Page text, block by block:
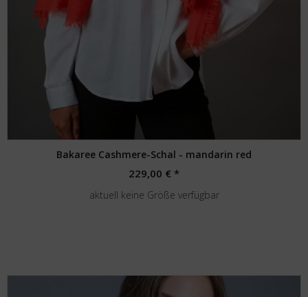
Bakaree Cashmere-Schal - mandarin red
229,00 € *
aktuell keine Größe verfügbar